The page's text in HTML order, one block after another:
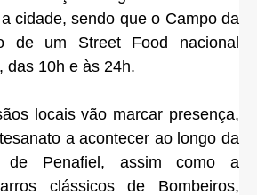
cidade, sendo que o Campo da
de um Street Food nacional
das 10h e às 24h.
locais vão marcar presença,
a acontecer ao longo da
de Penafiel, assim como a
clássicos de Bombeiros,